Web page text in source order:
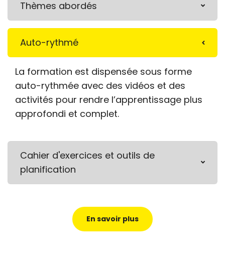
Thèmes abordés
Auto-rythmé
La formation est dispensée sous forme
auto-rythmée avec des vidéos et des
activités pour rendre l’apprentissage plus
approfondi et complet.
Cahier d'exercices et outils de
planification
En savoir plus